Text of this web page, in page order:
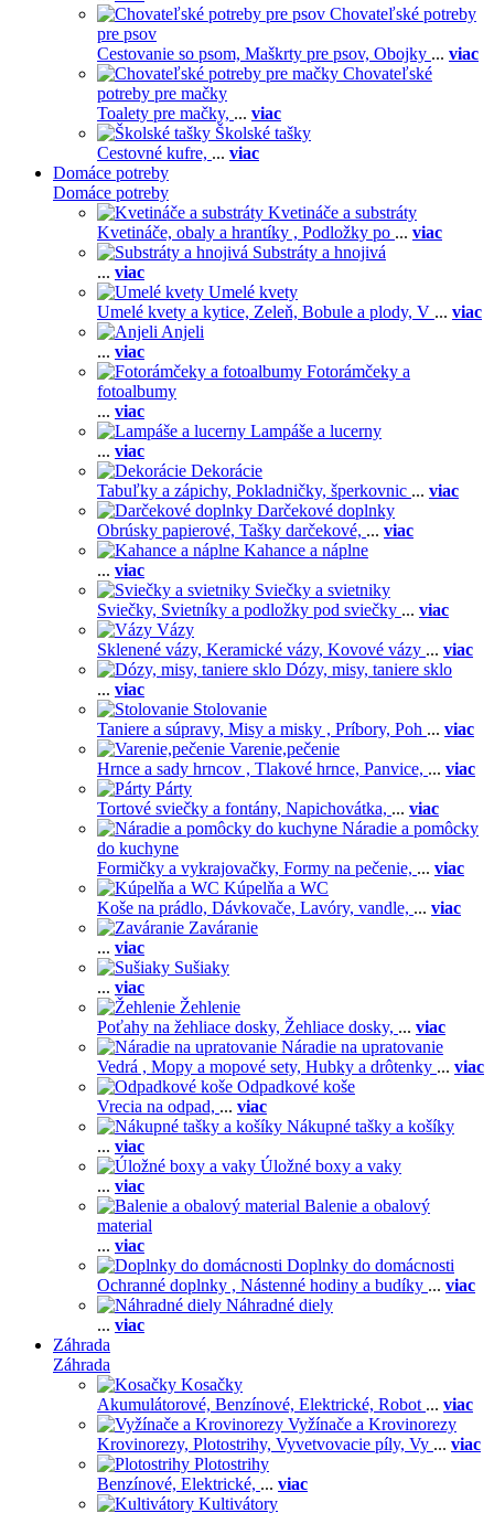
Chovateľské potreby
pre psov
Cestovanie so psom, Maškrty pre psov, Obojky ... viac
Chovateľské
potreby pre mačky
Toalety pre mačky, ... viac
Školské tašky
Cestovné kufre, ... viac
Domáce potreby
Domáce potreby
Kvetináče a substráty
Kvetináče, obaly a hrantíky , Podložky po ... viac
Substráty a hnojivá
... viac
Umelé kvety
Umelé kvety a kytice, Zeleň, Bobule a plody, V ... viac
Anjeli
... viac
Fotorámčeky a
fotoalbumy
... viac
Lampáše a lucerny
... viac
Dekorácie
Tabuľky a zápichy, Pokladničky, šperkovnic ... viac
Darčekové doplnky
Obrúsky papierové, Tašky darčekové, ... viac
Kahance a náplne
... viac
Sviečky a svietniky
Sviečky, Svietníky a podložky pod sviečky ... viac
Vázy
Sklenené vázy, Keramické vázy, Kovové vázy ... viac
Dózy, misy, taniere sklo
... viac
Stolovanie
Taniere a súpravy, Misy a misky , Príbory, Poh ... viac
Varenie,pečenie
Hrnce a sady hrncov , Tlakové hrnce, Panvice, ... viac
Párty
Tortové sviečky a fontány, Napichovátka, ... viac
Náradie a pomôcky
do kuchyne
Formičky a vykrajovačky, Formy na pečenie, ... viac
Kúpelňa a WC
Koše na prádlo, Dávkovače, Lavóry, vandle, ... viac
Zaváranie
... viac
Sušiaky
... viac
Žehlenie
Poťahy na žehliace dosky, Žehliace dosky, ... viac
Náradie na upratovanie
Vedrá , Mopy a mopové sety, Hubky a drôtenky ... viac
Odpadkové koše
Vrecia na odpad, ... viac
Nákupné tašky a košíky
... viac
Úložné boxy a vaky
... viac
Balenie a obalový
material
... viac
Doplnky do domácnosti
Ochranné doplnky , Nástenné hodiny a budíky ... viac
Náhradné diely
... viac
Záhrada
Záhrada
Kosačky
Akumulátorové, Benzínové, Elektrické, Robot ... viac
Vyžínače a Krovinorezy
Krovinorezy, Plotostrihy, Vyvetvovacie píly, Vy ... viac
Plotostrihy
Benzínové, Elektrické, ... viac
Kultivátory